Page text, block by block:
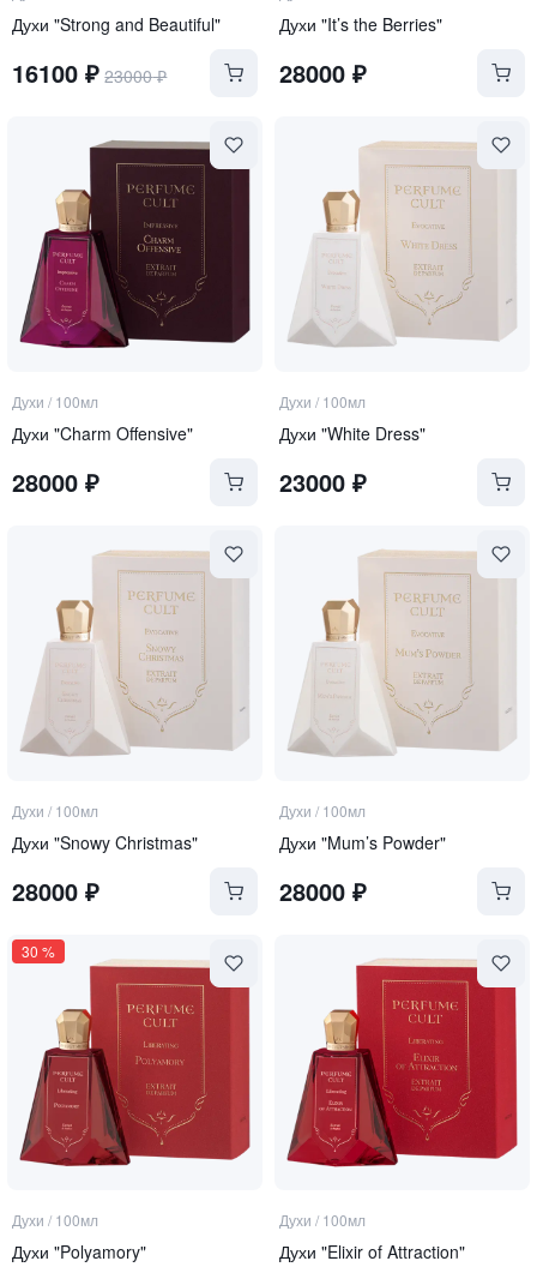
Духи "Strong and Beautiful"
16100 ₽ 23000₽
Духи "It’s the Berries"
28000₽
Духи / 100мл
Духи "Charm Offensive"
28000 ₽
Духи / 100мл
Духи "White Dress"
23000₽
Духи / 100мл
Духи "Snowy Christmas"
28000 ₽
Духи / 100мл
Духи "Mum’s Powder"
28000₽
30 %
Духи / 100мл
Духи "Polyamory"
Духи / 100мл
Духи "Elixir of Attraction"